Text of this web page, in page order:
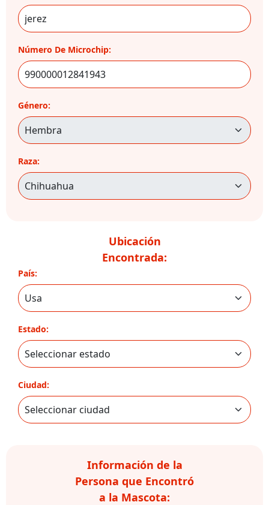
Número De Microchip:
Género:
Raza:
Ubicación
Encontrada:
País:
Estado:
Ciudad:
Información de la
Persona que Encontró
a la Mascota: